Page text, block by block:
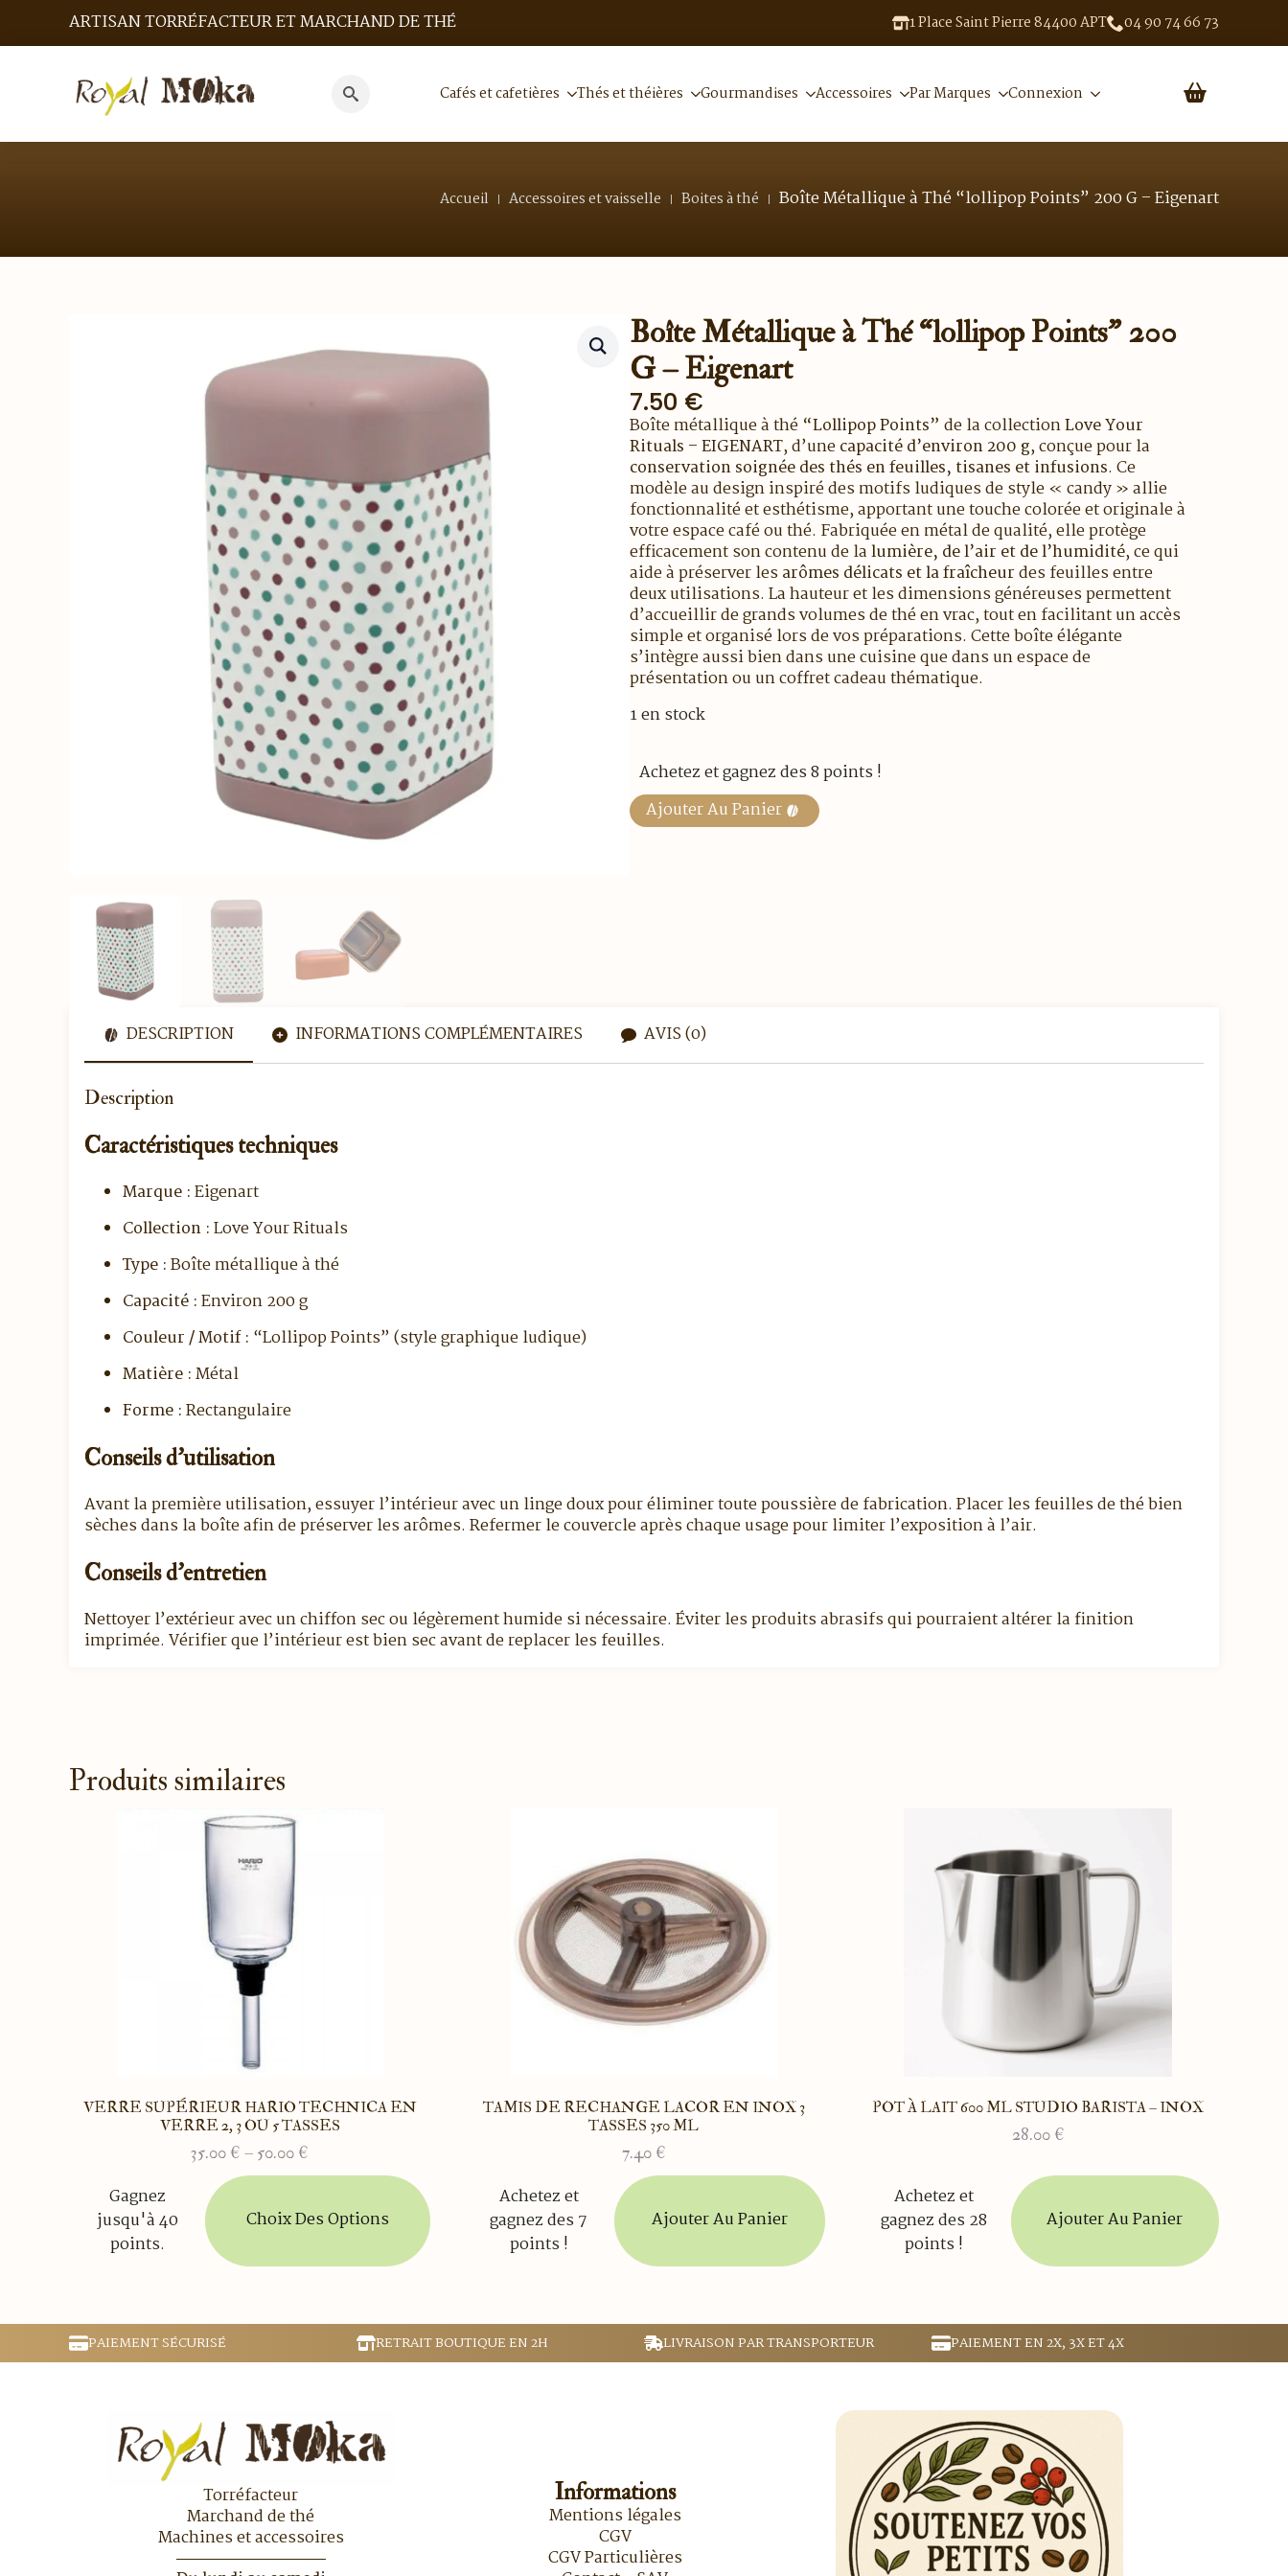
ARTISAN TORRÉFACTEUR ET MARCHAND DE THÉ 1 Place Saint Pierre 84400 APT 04 90 74 66 73
for:
Cafés et cafetières Thés et théières Gourmandises Accessoires Par Marques Connexion
Accueil Accessoires et vaisselle Boites à thé Boîte Métallique à Thé “lollipop Points” 200 G – Eigenart
Boîte Métallique à Thé “lollipop Points” 200
G – Eigenart
7.50 €
Boîte métallique à thé “Lollipop Points” de la collectionLove Your
Rituals – EIGENART, d’unecapacité d’environ 200 g, conçue pour la
conservation soignée des thés en feuilles, tisanes et infusions. Ce
modèle au design inspiré des motifs ludiques de style « candy » allie
fonctionnalité et esthétisme, apportant une touche colorée et originale à
votre espace café ou thé. Fabriquée en métal de qualité, elle protège
efficacement son contenu de lalumière, de l’air et de l’humidité, ce qui
aide à préserver lesarômes délicats et la fraîcheurdes feuilles entre
deux utilisations. La hauteur et les dimensions généreuses permettent
d’accueillir de grands volumes de thé en vrac, tout en facilitant un accès
simple et organisé lors de vos préparations. Cette boîte élégante
s’intègre aussi bien dans une cuisine que dans un espace de
présentation ou un coffret cadeau thématique.
1 en stock
Achetez et gagnez des 8 points !
Ajouter Au Panier
DESCRIPTION INFORMATIONS COMPLÉMENTAIRES AVIS (0)
Description
Caractéristiques techniques
Marque :Eigenart
Collection :Love Your Rituals
Type :Boîte métallique à thé
Capacité :Environ 200 g
Couleur / Motif : “Lollipop Points” (style graphique ludique)
Matière :Métal
Forme :Rectangulaire
Conseils d’utilisation
Avant la première utilisation, essuyer l’intérieur avec un linge doux pour éliminer toute poussière de fabrication. Placer les feuilles de thé bien
sèches dans la boîte afin de préserver les arômes. Refermer le couvercle après chaque usage pour limiter l’exposition à l’air.
Conseils d’entretien
Nettoyer l’extérieur avec un chiffon sec ou légèrement humide si nécessaire. Éviter les produits abrasifs qui pourraient altérer la finition
imprimée. Vérifier que l’intérieur est bien sec avant de replacer les feuilles.
Produits similaires
VERRE SUPÉRIEUR HARIO TECHNICA EN
VERRE 2, 3 OU 5 TASSES
35.00 € – 50.00 €
Plage
de
35.00 €
50.00 €
Gagnez
jusqu'à 40
points.
Choix Des Options
produit
plusieurs
peuvent
être
TAMIS DE RECHANGE LACOR EN INOX 3
TASSES 350 ML
7.40 €
Achetez et
gagnez des 7
points !
Ajouter Au Panier
POT À LAIT 600 ML STUDIO BARISTA – INOX
28.00 €
Achetez et
gagnez des 28
points !
Ajouter Au Panier
PAIEMENT SÉCURISÉ RETRAIT BOUTIQUE EN 2H LIVRAISON PAR TRANSPORTEUR PAIEMENT EN 2X, 3X ET 4X
Torréfacteur
Marchand de thé
Machines et accessoires
Informations
Mentions légales
CGV
CGV Particulières